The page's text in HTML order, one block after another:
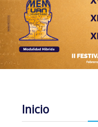
Inicio